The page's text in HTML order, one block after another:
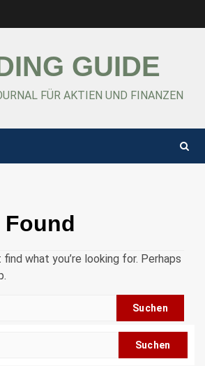
GUIDE
FÜR AKTIEN UND FINANZEN
what you’re looking for. Perhaps